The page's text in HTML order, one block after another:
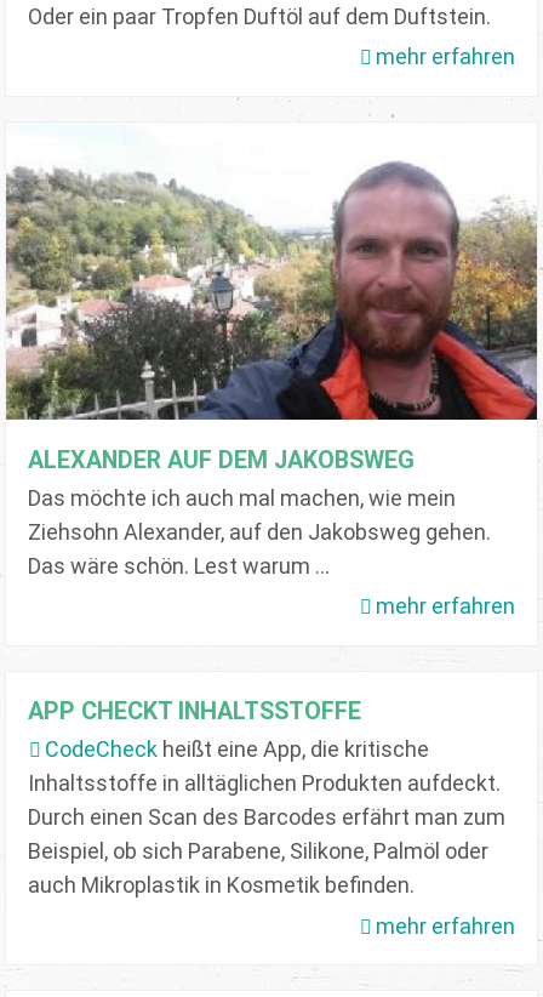
Oder ein paar Tropfen Duftöl auf dem Duftstein.
mehr erfahren
ALEXANDER AUF DEM JAKOBSWEG
Das möchte ich auch mal machen, wie mein
Ziehsohn Alexander, auf den Jakobsweg gehen.
Das wäre schön. Lest warum ...
mehr erfahren
APP CHECKT INHALTSSTOFFE
CodeCheck heißt eine App, die kritische
Inhaltsstoffe in alltäglichen Produkten aufdeckt.
Durch einen Scan des Barcodes erfährt man zum
Beispiel, ob sich Parabene, Silikone, Palmöl oder
auch Mikroplastik in Kosmetik befinden.
mehr erfahren